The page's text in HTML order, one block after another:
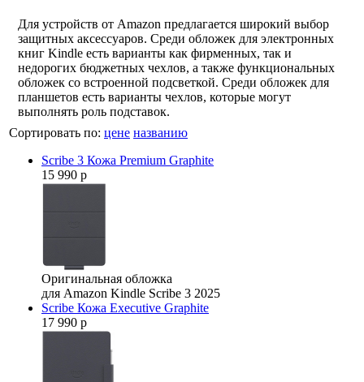
Для устройств от Amazon предлагается широкий выбор
защитных аксессуаров. Среди обложек для электронных
книг Kindle есть варианты как фирменных, так и
недорогих бюджетных чехлов, а также функциональных
обложек со встроенной подсветкой. Среди обложек для
планшетов есть варианты чехлов, которые могут
выполнять роль подставок.
Сортировать по: цене названию
Scribe 3 Кожа Premium Graphite
15 990 р
Оригинальная обложка
для Amazon Kindle Scribe 3 2025
Scribe Кожа Executive Graphite
17 990 р